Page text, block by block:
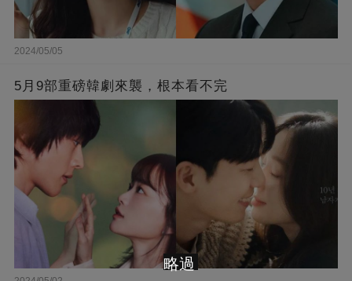
2024/05/05
5月9部重磅韓劇來襲，根本看不完
略過